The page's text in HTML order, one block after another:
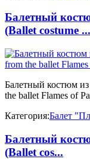
Балетный
(Ballet costume ...
Балетный костюм
the ballet Flames of
Категория:Балет
Балетный
(Ballet cos...